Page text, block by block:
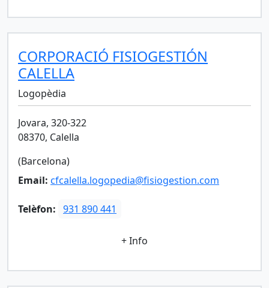
CORPORACIÓ FISIOGESTIÓN
CALELLA
Logopèdia
Jovara, 320-322
08370, Calella
(Barcelona)
Email: cfcalella.logopedia@fisiogestion.com
Telèfon: 931 890 441
+ Info